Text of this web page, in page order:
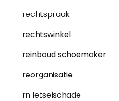
rechtspraak
rechtswinkel
reinboud schoemaker
reorganisatie
rn letselschade